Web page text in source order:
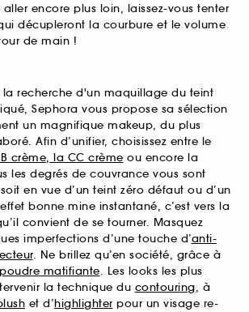
encore plus loin, laissez-vous tenter
décupleront la courbure et le volume
de main !
la recherche d'un maquillage du teint
Sephora vous propose sa sélection
un magnifique makeup, du plus
Afin d’unifier, choisissez entre le
crème, la CC crème ou encore la
les degrés de couvrance vous sont
en vue d’un teint zéro défaut ou d’un
bonne mine instantané, c’est vers la
convient de se tourner. Masquez
imperfections d’une touche d’anti-
. Ne brillez qu’en société, grâce à
poudre matifiante. Les looks les plus
la technique du contouring, à
et d’highlighter pour un visage re-